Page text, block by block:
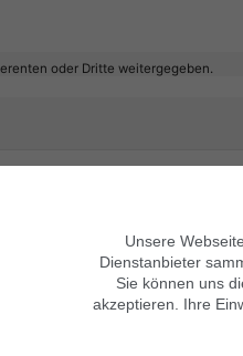
oder Dritte weitergegeben.
verwenden
Unsere
Dienstanbieter
Sie können uns
akzeptieren. Ihre